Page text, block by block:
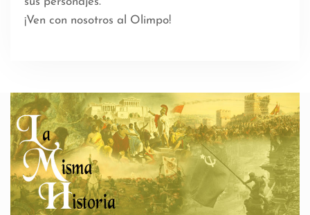
¡Ven con nosotros al Olimpo!